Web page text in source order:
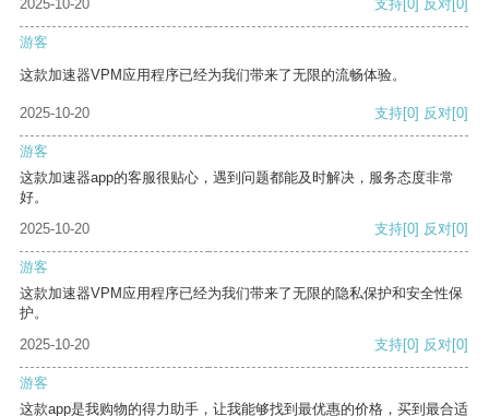
2025-10-20 支持[0] 反对[0]
游客
这款加速器VPM应用程序已经为我们带来了无限的流畅体验。
2025-10-20 支持[0] 反对[0]
游客
这款加速器app的客服很贴心，遇到问题都能及时解决，服务态度非常
好。
2025-10-20
支持[0] 反对[0]
游客
这款加速器VPM应用程序已经为我们带来了无限的隐私保护和安全性保
护。
2025-10-20
支持[0] 反对[0]
游客
这款app是我购物的得力助手，让我能够找到最优惠的价格，买到最合适